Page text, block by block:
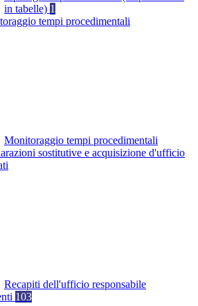
in tabelle) 1
tempi procedimentali
Monitoraggio tempi procedimentali
sostitutive e acquisizione d'ufficio
Recapiti dell'ufficio responsabile
103